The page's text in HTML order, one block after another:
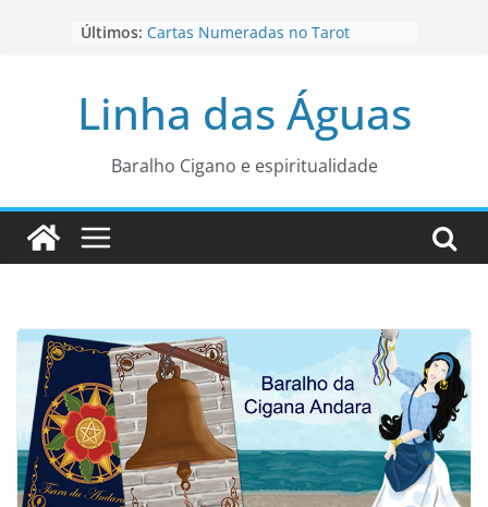
Últimos: Cartas Numeradas no Tarot
para está fase
Os Naipes no Tarot
Cartas da Corte no Tarot
Linha das Águas
Baralho Cigano e espiritualidade